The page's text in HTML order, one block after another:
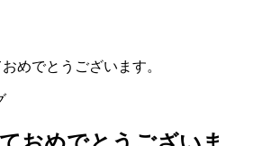
めでとうございます。